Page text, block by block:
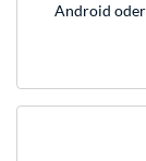
Android